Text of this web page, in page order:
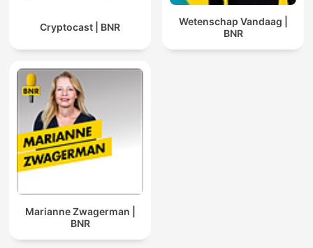
Cryptocast | BNR
Wetenschap Vandaag |
BNR
Marianne Zwagerman |
BNR